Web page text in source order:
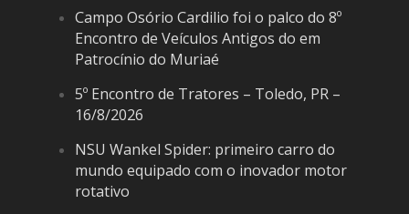
Campo Osório Cardilio foi o palco do 8º
Encontro de Veículos Antigos do em
Patrocínio do Muriaé
5º Encontro de Tratores – Toledo, PR –
16/8/2026
NSU Wankel Spider: primeiro carro do
mundo equipado com o inovador motor
rotativo